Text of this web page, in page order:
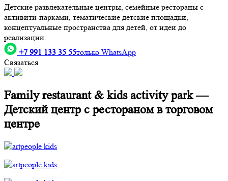
Детские развлекательные центры, семейные рестораны с
активити-парками, тематические детские площадки,
концептуальные пространства для детей, от идеи до
реализации.
+7 991 133 35 55только WhatsApp
Связаться
Family restaurant & kids activity park —
Детский центр с рестораном в торговом
центре